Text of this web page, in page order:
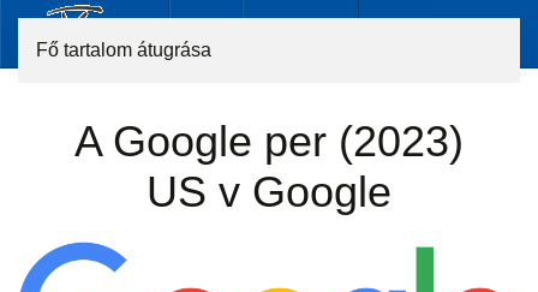
Fő tartalom átugrása
A Google per (2023)
US v Google